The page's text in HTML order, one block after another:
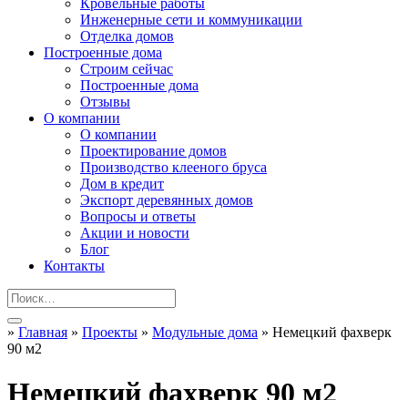
Кровельные работы
Инженерные сети и коммуникации
Отделка домов
Построенные дома
Строим сейчас
Построенные дома
Отзывы
О компании
О компании
Проектирование домов
Производство клееного бруса
Дом в кредит
Экспорт деревянных домов
Вопросы и ответы
Акции и новости
Блог
Контакты
» Главная » Проекты » Модульные дома » Немецкий фахверк
90 м2
Немецкий фахверк 90 м2